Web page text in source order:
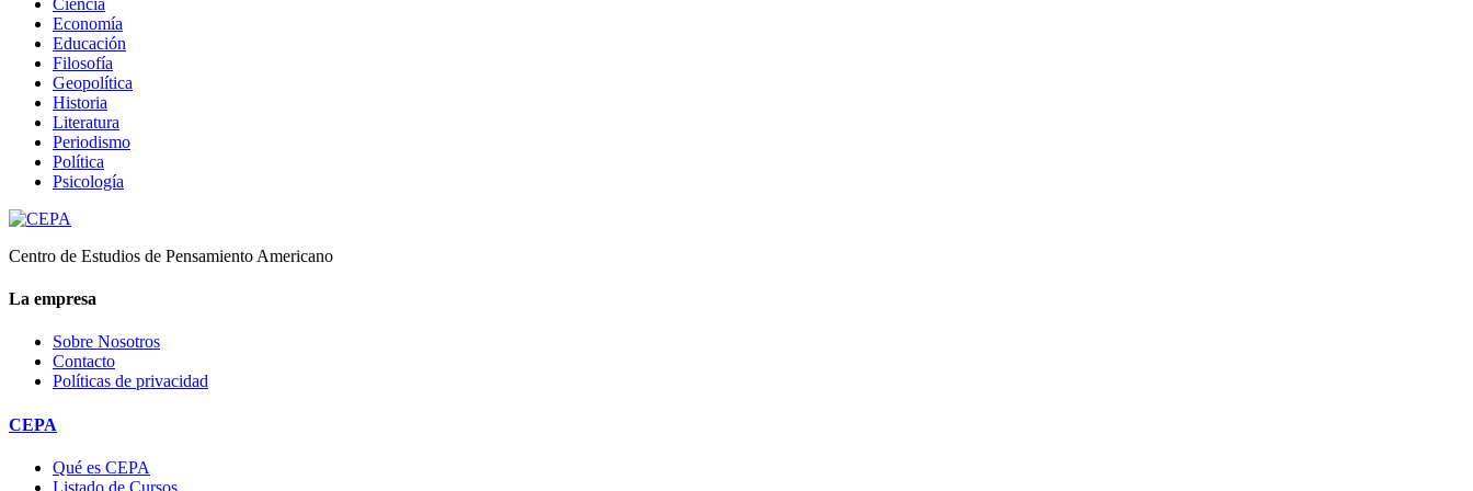
Ciencia
Economía
Educación
Filosofía
Geopolítica
Historia
Literatura
Periodismo
Política
Psicología
Centro de Estudios de Pensamiento Americano
La empresa
Sobre Nosotros
Contacto
Políticas de privacidad
CEPA
Qué es CEPA
Listado de Cursos